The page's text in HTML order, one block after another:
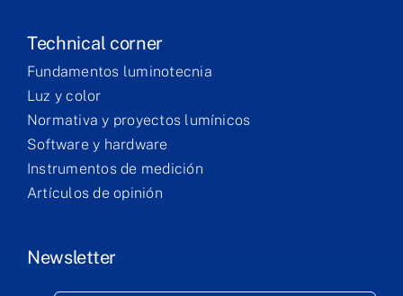
Technical corner
Fundamentos luminotecnia
Luz y color
Normativa y proyectos lumínicos
Software y hardware
Instrumentos de medición
Artículos de opinión
Newsletter